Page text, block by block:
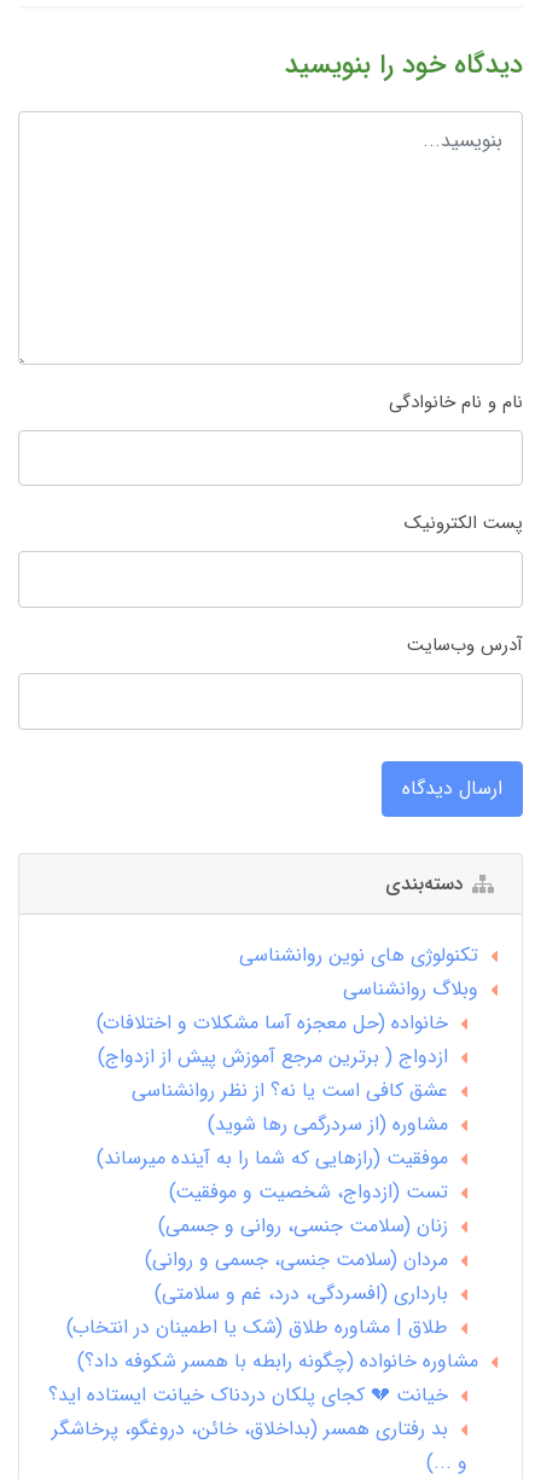
دیدگاه خود را بنویسید
نام و نام خانوادگی
پست الکترونیک
آدرس وب‌سایت
ارسال دیدگاه
دسته‌بندی
تکنولوژی های نوین روانشناسی
وبلاگ روانشناسی
خانواده (حل معجزه آسا مشکلات و اختلافات)
ازدواج ( برترین مرجع آموزش پیش از ازدواج)
عشق کافی است یا نه؟ از نظر روانشناسی
مشاوره (از سردرگمی رها شوید)
موفقیت (رازهایی که شما را به آینده میرساند)
تست (ازدواج، شخصیت و موفقیت)
زنان (سلامت جنسی، روانی و جسمی)
مردان (سلامت جنسی، جسمی و روانی)
بارداری (افسردگی، درد، غم و سلامتی)
طلاق | مشاوره طلاق (شک یا اطمینان در انتخاب)
مشاوره خانواده (چگونه رابطه با همسر شکوفه داد؟)
خیانت 💔 کجای پلکان دردناک خیانت ایستاده اید؟
بد رفتاری همسر (بداخلاق، خائن، دروغگو، پرخاشگر
و ...)